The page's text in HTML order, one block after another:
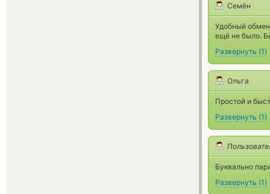
Семён
Удобный
ещё не было.
Развернуть (1)
Ольга
Простой и
Развернуть (1)
Буквально
Развернуть (1)